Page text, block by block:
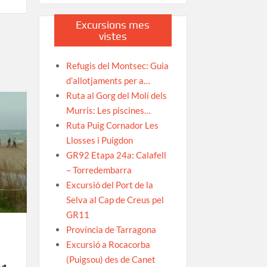
la
Mediterrània
Excursions mes
vistes
Refugis del Montsec: Guia
d’allotjaments per a…
Ruta al Gorg del Molí dels
Murris: Les piscines…
Ruta Puig Cornador Les
Llosses i Puigdon
GR92 Etapa 24a: Calafell
– Torredembarra
Excursió del Port de la
Selva al Cap de Creus pel
GR11
Província de Tarragona
Excursió a Rocacorba
(Puigsou) des de Canet